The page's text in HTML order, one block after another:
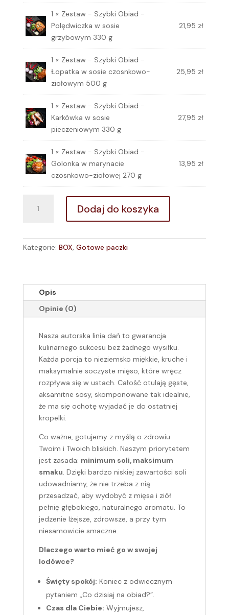
1 × Zestaw - Szybki Obiad -
Polędwiczka w sosie
grzybowym 330 g
21,95 zł
1 × Zestaw - Szybki Obiad -
Łopatka w sosie czosnkowo-
ziołowym 500 g
25,95 zł
1 × Zestaw - Szybki Obiad -
Karkówka w sosie
pieczeniowym 330 g
27,95 zł
1 × Zestaw - Szybki Obiad -
Golonka w marynacie
czosnkowo-ziołowej 270 g
13,95 zł
Dodaj do koszyka
Kategorie: BOX, Gotowe paczki
Opis
Opinie (0)
Nasza autorska linia dań to gwarancja
kulinarnego sukcesu bez żadnego wysiłku.
Każda porcja to nieziemsko miękkie, kruche i
maksymalnie soczyste mięso, które wręcz
rozpływa się w ustach. Całość otulają gęste,
aksamitne sosy, skomponowane tak idealnie,
że ma się ochotę wyjadać je do ostatniej
kropelki.
Co ważne, gotujemy z myślą o zdrowiu
Twoim i Twoich bliskich. Naszym priorytetem
jest zasada: minimum soli, maksimum
smaku. Dzięki bardzo niskiej zawartości soli
udowadniamy, że nie trzeba z nią
przesadzać, aby wydobyć z mięsa i ziół
pełnię głębokiego, naturalnego aromatu. To
jedzenie lżejsze, zdrowsze, a przy tym
niesamowicie smaczne.
Dlaczego warto mieć go w swojej
lodówce?
Święty spokój: Koniec z odwiecznym
pytaniem „Co dzisiaj na obiad?”.
Czas dla Ciebie: Wyjmujesz,